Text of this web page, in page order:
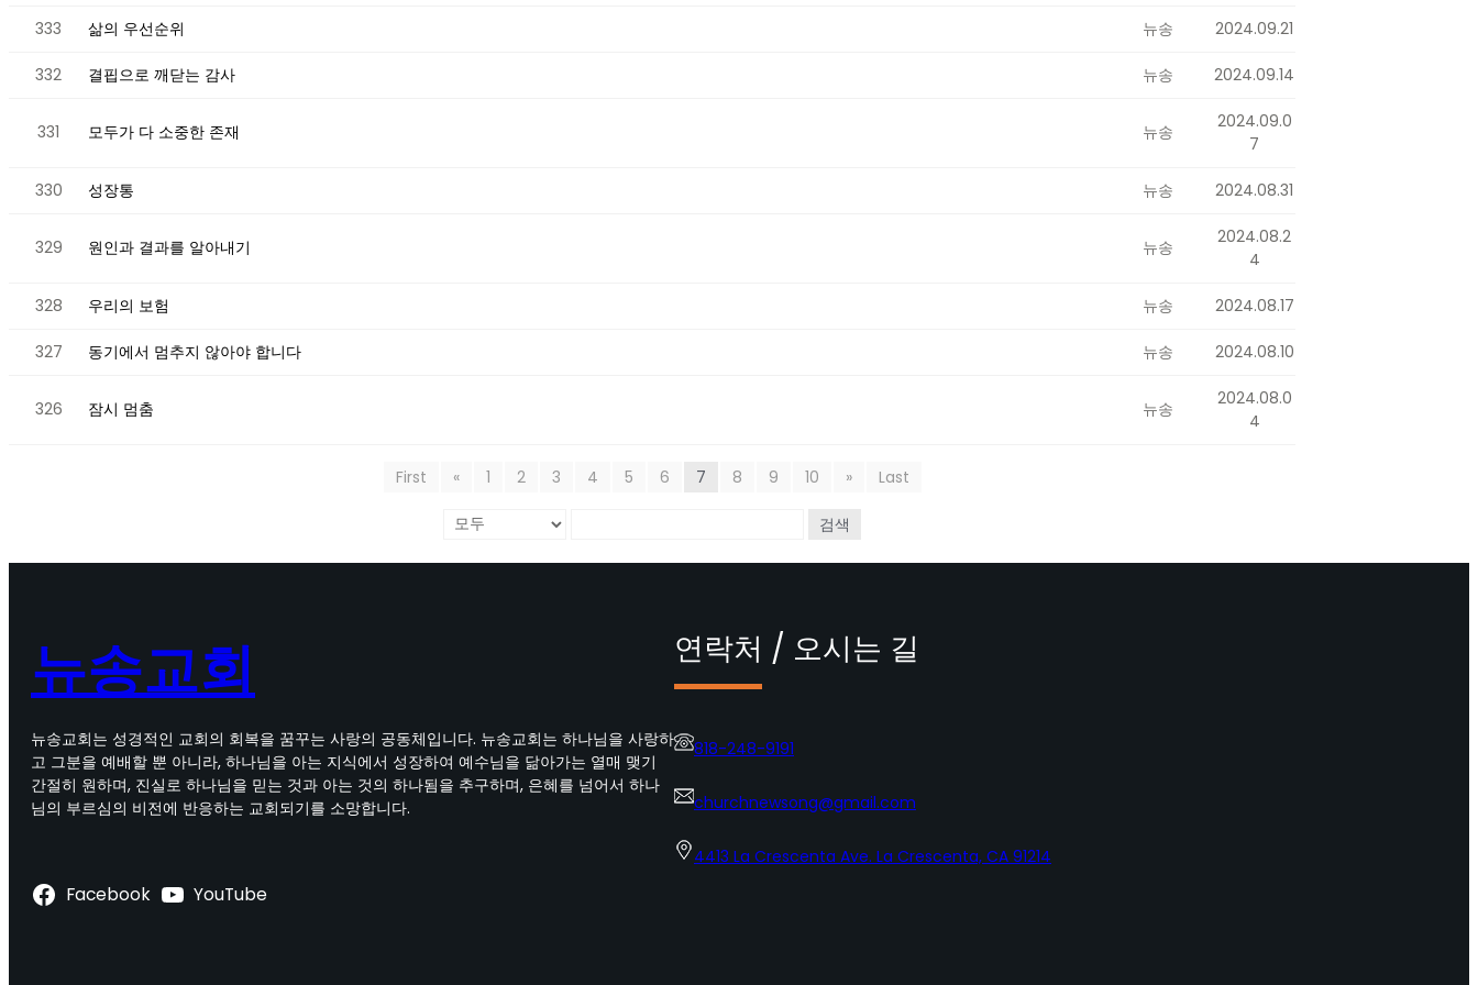
333 삶의 우선순위 뉴송 2024.09.21
332 결핍으로 깨닫는 감사 뉴송 2024.09.14
331 모두가 다 소중한 존재 뉴송
2024.09.0
7
330 성장통 뉴송 2024.08.31
329 원인과 결과를 알아내기 뉴송
2024.08.2
4
328 우리의 보험 뉴송 2024.08.17
327 동기에서 멈추지 않아야 합니다 뉴송 2024.08.10
326 잠시 멈춤 뉴송
2024.08.0
4
First « 1 2 3 4 5 6 7 8 9 10 » Last
검색
뉴송교회
뉴송교회는 성경적인 교회의 회복을 꿈꾸는 사랑의 공동체입니다. 뉴송교회는 하나님을 사랑하
고 그분을 예배할 뿐 아니라, 하나님을 아는 지식에서 성장하여 예수님을 닮아가는 열매 맺기
간절히 원하며, 진실로 하나님을 믿는 것과 아는 것의 하나됨을 추구하며, 은혜를 넘어서 하나
님의 부르심의 비전에 반응하는 교회되기를 소망합니다.
Facebook YouTube
연락처 / 오시는 길
818-248-9191
churchnewsong@gmail.com
4413 La Crescenta Ave. La Crescenta, CA 91214